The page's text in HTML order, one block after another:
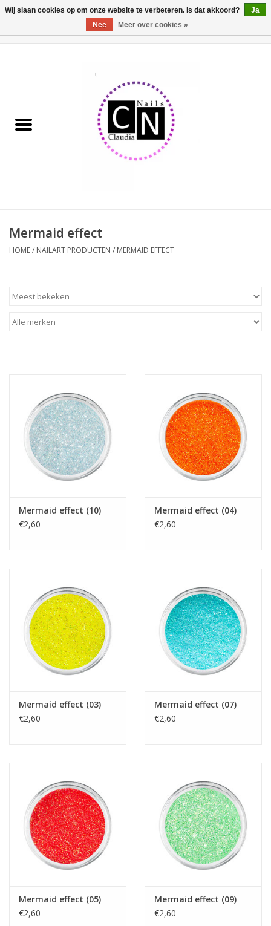
Pedicure producten
Acrylpoeder
Apparatuur
NailArt Producten
Startpakketten
NIEUW! MBS Producten
Hema free line/Hypoallergenic
Biab gel/Build It gel
Glitters ombre Spray
Nail Mist
Mermaid effect
HOME/ NAILART PRODUCTEN / MERMAID EFFECT
Mermaid effect (10)
€2,60
Mermaid effect (04)
€2,60
Mermaid effect (03)
€2,60
Mermaid effect (07)
€2,60
Mermaid effect (05)
€2,60
Mermaid effect (09)
€2,60
Wij slaan cookies op om onze website te verbeteren. Is dat akkoord?
Ja
Nee
Meer over cookies »